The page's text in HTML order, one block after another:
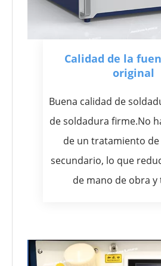
Calidad de la
original
Buena calidad de
de soldadura firme.No
de un tratamiento
secundario, lo que
de mano de obra y